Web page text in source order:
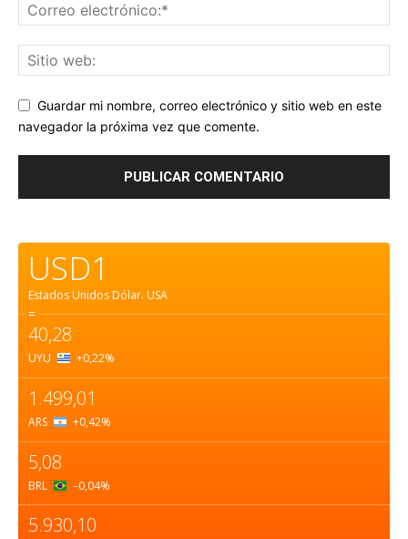
Guardar mi nombre, correo electrónico y sitio web en este
navegador la próxima vez que comente.
USD1
Estados Unidos Dólar. USA
=
40,28
UYU +0,22%
1.499,01
ARS +0,42%
5,08
BRL –0,04%
5.930,10